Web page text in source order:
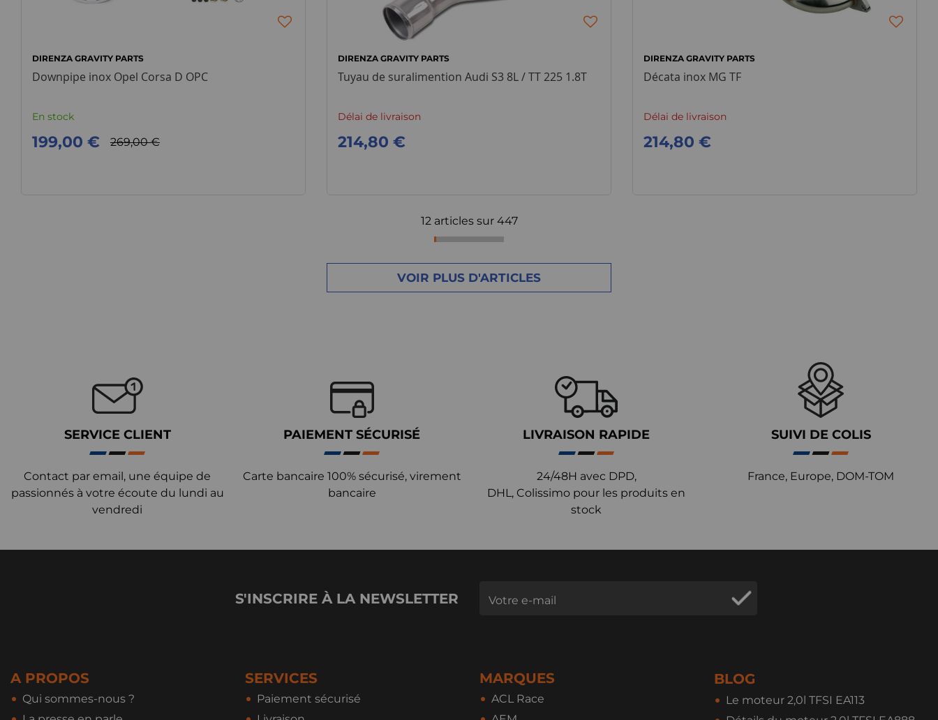
DIRENZA GRAVITY PARTS
Downpipe inox Opel Corsa D OPC
En stock
269,00 €
199,00 €
DIRENZA GRAVITY PARTS
Tuyau de suralimention Audi S3 8L / TT 225 1.8T
Délai de livraison
214,80 €
DIRENZA GRAVITY PARTS
Décata inox MG TF
Délai de livraison
214,80 €
12 articles sur 447
VOIR PLUS D'ARTICLES
SERVICE CLIENT
Contact par email, une équipe de
passionnés à votre écoute du lundi au
vendredi
PAIEMENT SÉCURISÉ
Carte bancaire 100% sécurisé, virement
bancaire
LIVRAISON RAPIDE
24/48H avec DPD,
DHL, Colissimo pour les produits en
stock
SUIVI DE COLIS
France, Europe, DOM-TOM
S'INSCRIRE À LA NEWSLETTER
A PROPOS
Qui sommes-nous ?
SERVICES
Paiement sécurisé
MARQUES
ACL Race
BLOG
Le moteur 2,0l TFSI EA113